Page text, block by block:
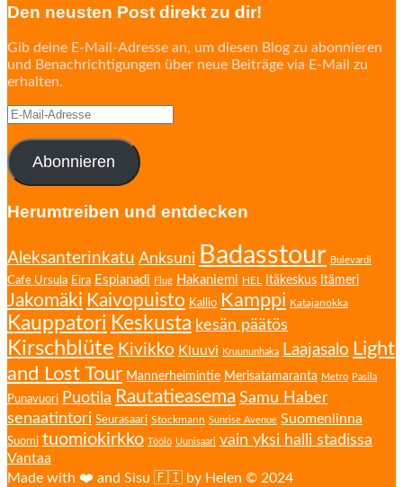
Den neusten Post direkt zu dir!
Gib deine E-Mail-Adresse an, um diesen Blog zu abonnieren
und Benachrichtigungen über neue Beiträge via E-Mail zu
erhalten.
E-
Mail-
Adresse
Abonnieren
Herumtreiben und entdecken
Aleksanterinkatu Anksuni Badasstour Bulevardi
Cafe Ursula Eira Esplanadi Flug Hakaniemi HEL Itäkeskus Itämeri
Jakomäki Kaivopuisto Kallio Kamppi Katajanokka
Kauppatori Keskusta kesän päätös
Kirschblüte Kivikko Kluuvi Kruununhaka Laajasalo Light
and Lost Tour Mannerheimintie Merisatamaranta Metro Pasila
Punavuori Puotila Rautatieasema Samu Haber
senaatintori Seurasaari Stockmann Sunrise Avenue Suomenlinna
Suomi tuomiokirkko Töölö Uunisaari vain yksi halli stadissa
Vantaa
Made with ❤️ and Sisu 🇫🇮 by Helen © 2024